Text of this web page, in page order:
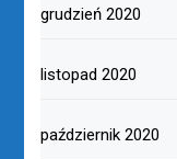
grudzień 2020
listopad 2020
październik 2020